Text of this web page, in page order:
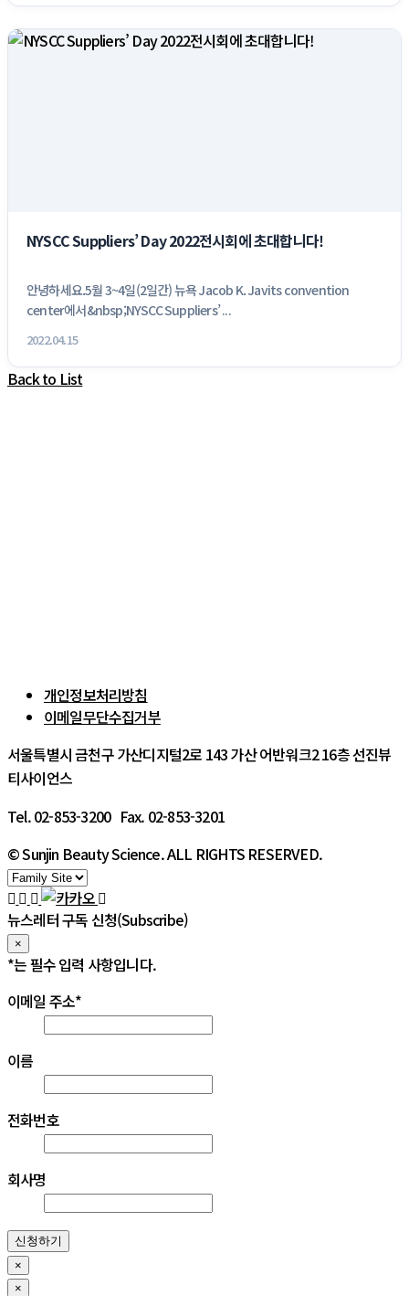
NYSCC Suppliers’ Day 2022전시회에 초대합니다!
안녕하세요.5월 3~4일(2일간) 뉴욕 Jacob K. Javits convention
center에서&nbsp;NYSCC Suppliers’ ...
2022.04.15
Back to List
개인정보처리방침
이메일무단수집거부
서울특별시 금천구 가산디지털2로 143 가산 어반워크2 16층 선진뷰
티사이언스
Tel. 02-853-3200 Fax. 02-853-3201
© Sunjin Beauty Science. ALL RIGHTS RESERVED.
뉴스레터 구독 신청(Subscribe)
×
*는 필수 입력 사항입니다.
이메일 주소*
이름
전화번호
회사명
신청하기
×
×